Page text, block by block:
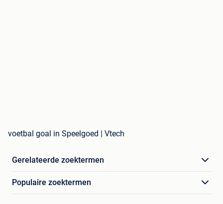
voetbal goal in Speelgoed | Vtech
Gerelateerde zoektermen
Populaire zoektermen